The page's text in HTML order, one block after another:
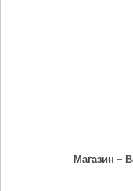
Магазин -